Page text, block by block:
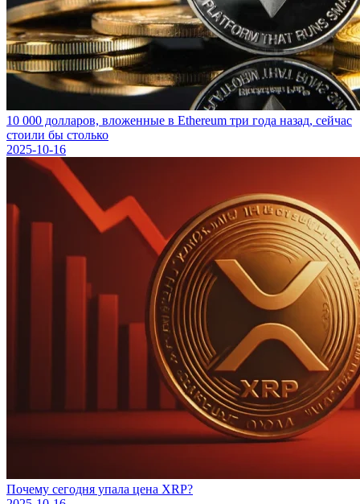
10 000 долларов, вложенные в Ethereum три года назад, сейчас
стоили бы столько
2025-10-16
Почему сегодня упала цена XRP?